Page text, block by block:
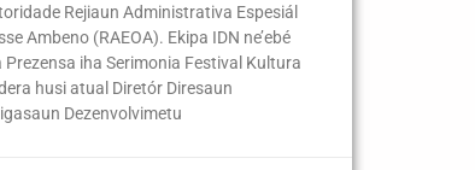
Rejiaun Administrativa Espesiál
Ambeno (RAEOA). Ekipa IDN ne’ebé
Prezensa iha Serimonia Festival Kultura
husi atual Diretór Diresaun
Dezenvolvimetu